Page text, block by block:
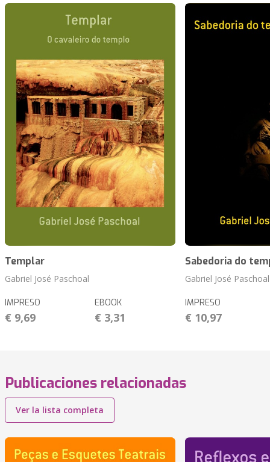
Templar
Gabriel José Paschoal
IMPRESO
€ 9,69
EBOOK
€ 3,31
Sabedoria do
Gabriel José Paschoal
IMPRESO
€ 10,97
Publicaciones relacionadas
Ver la lista completa